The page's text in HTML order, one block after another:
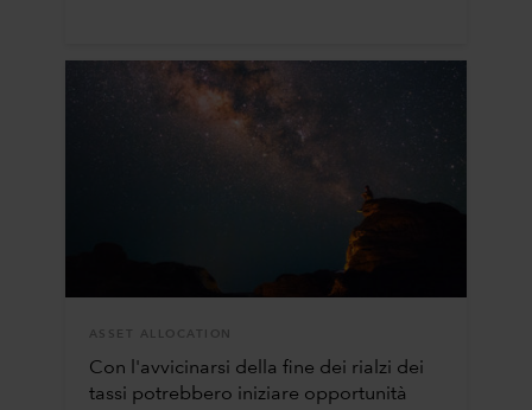
ASSET ALLOCATION
Con l'avvicinarsi della fine dei rialzi dei
tassi potrebbero iniziare opportunità